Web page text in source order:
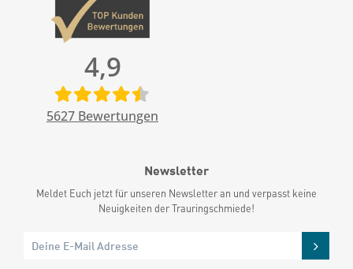
4,9
5627 Bewertungen
Newsletter
Meldet Euch jetzt für unseren Newsletter an und verpasst keine
Neuigkeiten der Trauringschmiede!